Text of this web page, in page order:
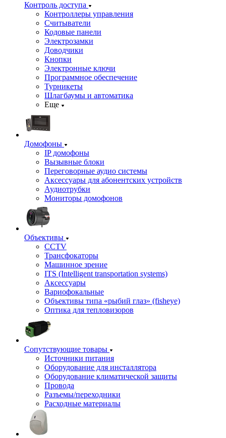
Контроль доступа
Контроллеры управления
Считыватели
Кодовые панели
Электрозамки
Доводчики
Кнопки
Электронные ключи
Программное обеспечение
Турникеты
Шлагбаумы и автоматика
Еще
Домофоны
IP домофоны
Вызывные блоки
Переговорные аудио системы
Аксессуары для абонентских устройств
Аудиотрубки
Мониторы домофонов
Объективы
CCTV
Трансфокаторы
Машинное зрение
ITS (Intelligent transportation systems)
Аксессуары
Вариофокальные
Объективы типа «рыбий глаз» (fisheye)
Оптика для тепловизоров
Сопутствующие товары
Источники питания
Оборудование для инсталлятора
Оборудование климатической защиты
Провода
Разъемы/переходники
Расходные материалы